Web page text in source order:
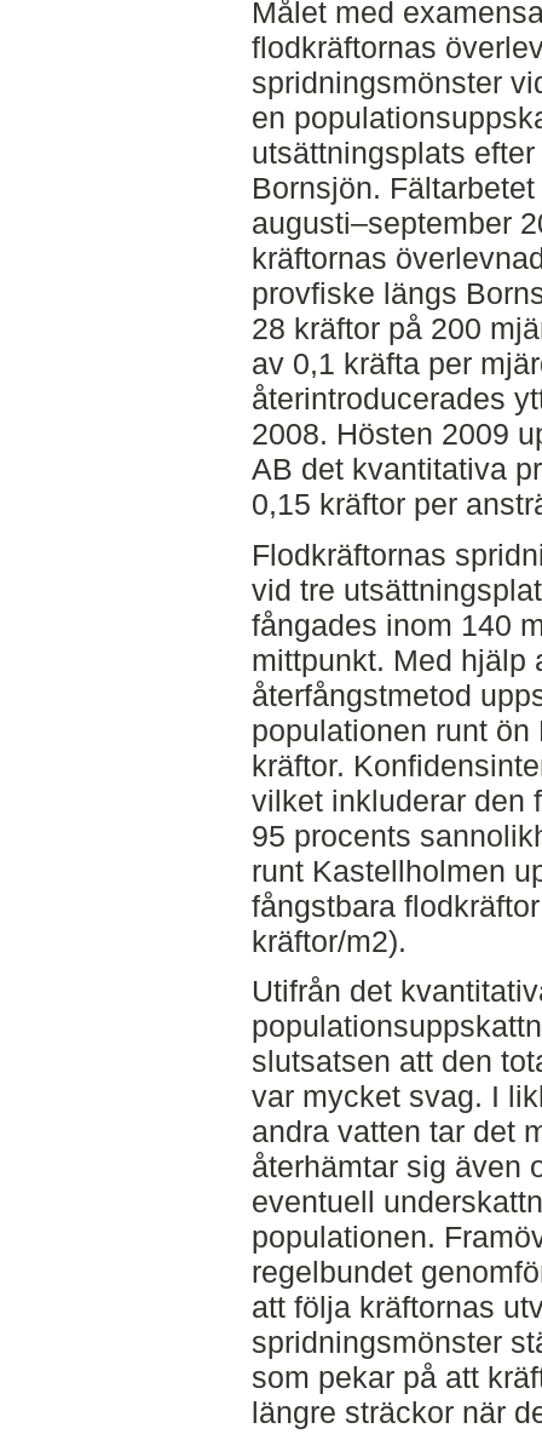
Målet med
flodkräftornas
spridningsmönster
en
utsättningsplats
Bornsjön.
augusti–september
kräftornas
provfiske längs
28 kräftor på 200
av 0,1 kräfta per
återintroducerades
2008. Hösten 2009
AB det kvantitativa
0,15 kräftor per
Flodkräftornas
vid tre
fångades inom 140
mittpunkt. Med hjälp
återfångstmetod
populationen runt
kräftor.
vilket inkluderar den
95 procents
runt Kastellholmen
fångstbara
kräftor/m2).
Utifrån det
slutsatsen att den
var mycket svag. I
andra vatten tar det
återhämtar sig även
eventuell
populationen.
regelbundet
att följa kräftornas
spridningsmönster
som pekar på att
längre sträckor när